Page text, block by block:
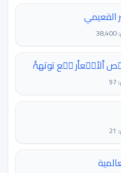
القعيمي
ٱلٱسۜعٱر مۘع توتهۂَ